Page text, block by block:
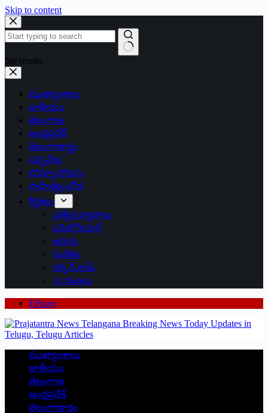
Skip to content
No results
ముఖ్యాంశాలు
జాతీయం
తెలంగాణ
ఆంధ్రప్రదేశ్
తెలంగాణార్థం
సన్నివేశం
బొమ్మా బొరుసు
సాహిత్యం-శోభ
శీర్షికలు
ప్రత్యేక వ్యాసాలు
ఎడిటోరియల్
అరుగు
సంకేతం
దక్కన్.కామ్
24 గంటలు
EPaper
ముఖ్యాంశాలు
జాతీయం
తెలంగాణ
ఆంధ్రప్రదేశ్
తెలంగాణార్థం